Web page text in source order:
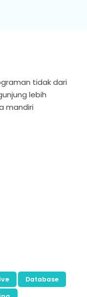
tidak dari
lebih
mandiri
Database